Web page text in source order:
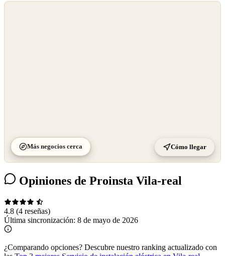
Más negocios cerca Cómo llegar
Opiniones de Proinsta Vila-real
4.8 (4 reseñas)
Última sincronización: 8 de mayo de 2026
¿Comparando opciones? Descubre nuestro ranking actualizado con